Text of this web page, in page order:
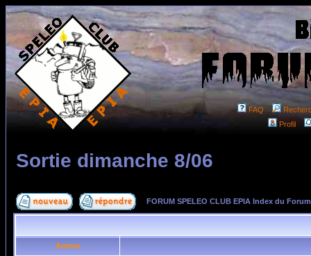
FAQ
Profil
Sortie dimanche 8/06
FORUM SPELEO CLUB EPIA Index du Forum
Auteur